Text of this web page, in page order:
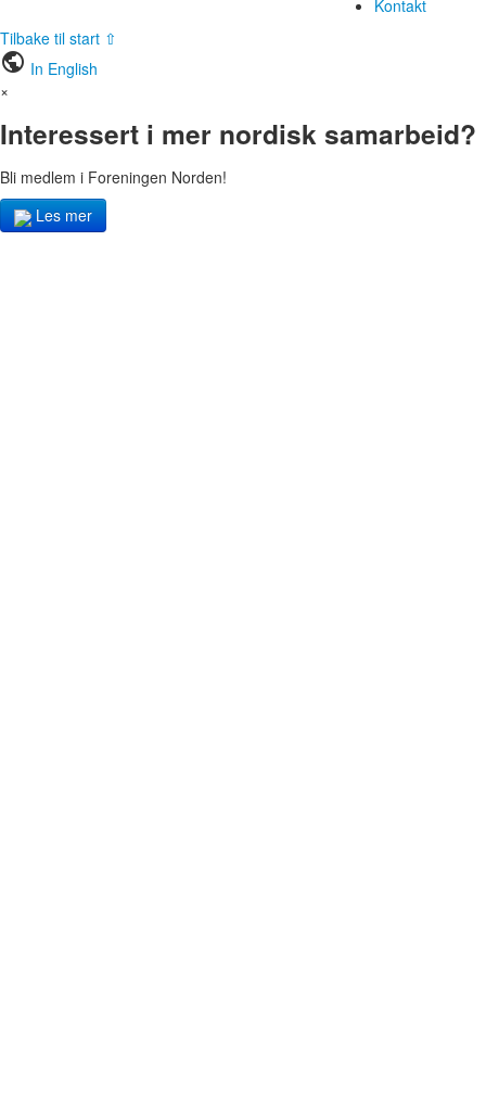
Kontakt
Tilbake til start ⇧
public In English
×
Interessert i mer nordisk samarbeid?
Bli medlem i Foreningen Norden!
Les mer